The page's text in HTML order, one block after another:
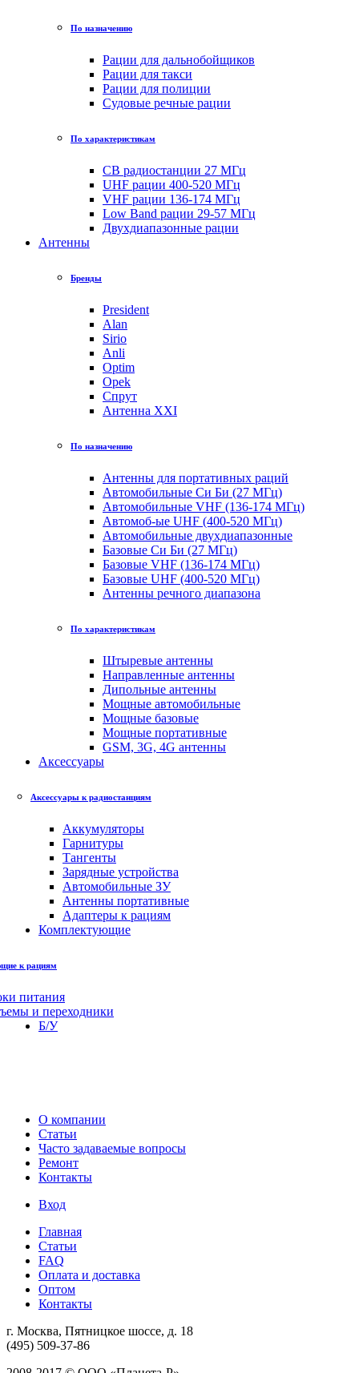
По назначению
Рации для дальнобойщиков
Рации для такси
Рации для полиции
Судовые речные рации
По характеристикам
CB радиостанции 27 МГц
UHF рации 400-520 МГц
VHF рации 136-174 МГц
Low Band рации 29-57 МГц
Двухдиапазонные рации
Антенны
Бренды
President
Alan
Sirio
Anli
Optim
Opek
Спрут
Антенна XXI
По назначению
Антенны для портативных раций
Автомобильные Си Би (27 МГц)
Автомобильные VHF (136-174 МГц)
Автомоб-ые UHF (400-520 МГц)
Автомобильные двухдиапазонные
Базовые Си Би (27 МГц)
Базовые VHF (136-174 МГц)
Базовые UHF (400-520 МГц)
Антенны речного диапазона
По характеристикам
Штыревые антенны
Направленные антенны
Дипольные антенны
Мощные автомобильные
Мощные базовые
Мощные портативные
GSM, 3G, 4G антенны
Аксессуары
Аксессуары к радиостанциям
Аккумуляторы
Гарнитуры
Тангенты
Зарядные устройства
Автомобильные ЗУ
Антенны портативные
Адаптеры к рациям
Комплектующие
к рациям
питания
и переходники
Б/У
О компании
Статьи
Часто задаваемые вопросы
Ремонт
Контакты
Вход
Главная
Статьи
FAQ
Оплата и доставка
Оптом
Контакты
г. Москва, Пятницкое шоссе, д. 18
(495) 509-37-86